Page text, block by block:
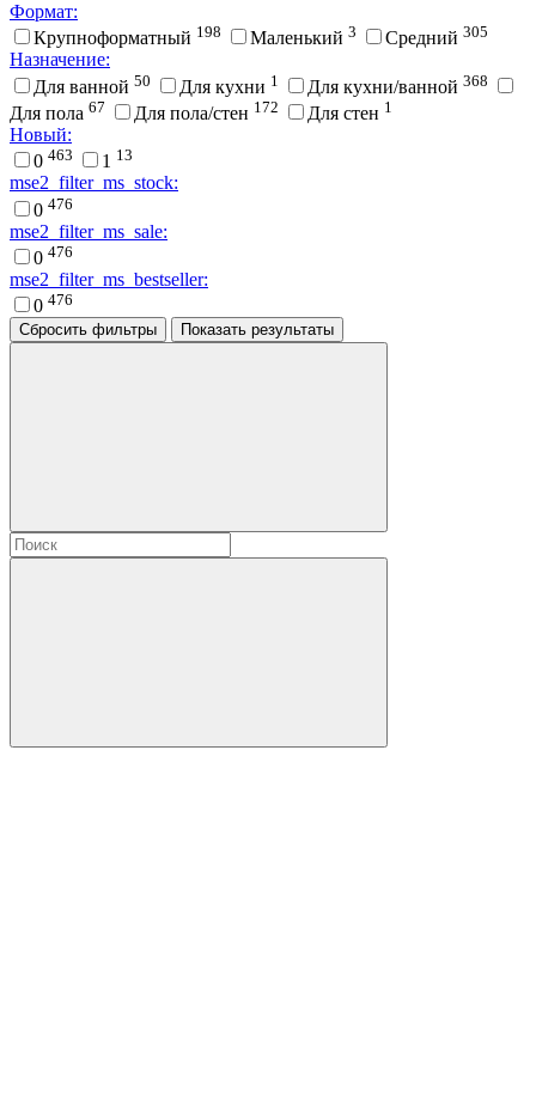
Формат:
Крупноформатный 198 Маленький 3 Средний 305
Назначение:
Для ванной 50 Для кухни 1 Для кухни/ванной 368
Для пола 67 Для пола/стен 172 Для стен 1
Новый:
0 463 1 13
mse2_filter_ms_stock:
0 476
mse2_filter_ms_sale:
0 476
mse2_filter_ms_bestseller:
0 476
Сбросить фильтры
Показать результаты